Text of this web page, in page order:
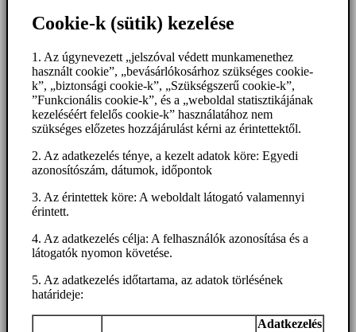
Cookie-k (sütik) kezelése
1. Az úgynevezett „jelszóval védett munkamenethez
használt cookie”, „bevásárlókosárhoz szükséges cookie-
k”, „biztonsági cookie-k”, „Szükségszerű cookie-k”,
”Funkcionális cookie-k”, és a „weboldal statisztikájának
kezeléséért felelős cookie-k” használatához nem
szükséges előzetes hozzájárulást kérni az érintettektől.
2. Az adatkezelés ténye, a kezelt adatok köre: Egyedi
azonosítószám, dátumok, időpontok
3. Az érintettek köre: A weboldalt látogató valamennyi
érintett.
4. Az adatkezelés célja: A felhasználók azonosítása és a
látogatók nyomon követése.
5. Az adatkezelés időtartama, az adatok törlésének
határideje:
Adatkezelés